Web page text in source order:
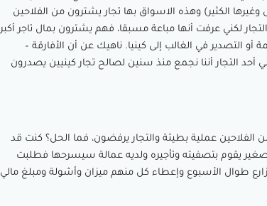
وغيرها الكثير) وهذه الاسواق بها تجار يشترون من الفلاحين
لكني عرفت أنها مباعة مسبقا، فهم يشترون بمال تاجر أكبر
أو التصدير في الغالب إلى كينيا. ناهيك عن أن الأفارقة –
التجار أننا نجمع منذ سنين لصالح تجار كينيين يصدرون
الفلاحين عملية بطيئة والتجار يرفضون، فما الحل؟ كنت قد
يقوم بتصفيته وتأجيره ولديه عمالة سيسرحها فطلبت
طوال الأسبوع وإعطاء كل منهم ميزان وأشولة ومبلغ مالي